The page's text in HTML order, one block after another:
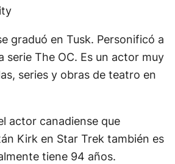
graduó en Tusk. Personificó a
serie The OC. Es un actor muy
series y obras de teatro en
actor canadiense que
Kirk en Star Trek también es
tiene 94 años.